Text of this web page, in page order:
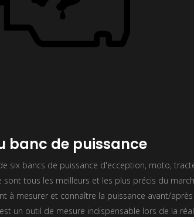
banc de puissance
six bancs de puissance d'ecception, moto,
sont tous les meilleurs et les plus précis du
à mesurer et connaître la puissance avant/
un outil de mesure indispensable lors de la